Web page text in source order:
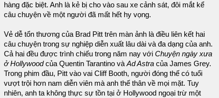
hàng đặc biệt. Anh là kẻ bị cho vào sau xe cảnh sát, đôi mắt kể
câu chuyện về một người đã mất hết hy vọng.
Vẻ dễ tổn thương của Brad Pitt trên màn ảnh là điều liên kết hai
câu chuyện trong sự nghiệp diễn xuất lâu dài và đa dạng của anh.
Cả hai đều được trình chiếu trong năm nay với Chuyện ngày xưa
ở Hollywoodcủa Quentin Tarantino vàAd Astra của James Grey.
Trong phim đầu, Pitt vào vai Cliff Booth, người đóng thế có tuổi
vượt trội hơn nam diễn viên mà anh thế thân về mọi mặt. Tuy
nhiên, anh ta không thực sự tồn tại ở Hollywood ngoại trừ một